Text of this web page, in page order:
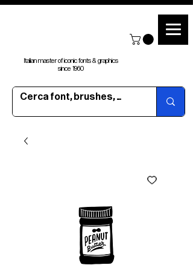
Italian master of iconic fonts & graphics
since 1960